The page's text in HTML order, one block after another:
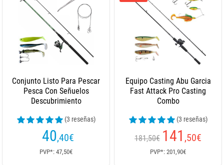
Conjunto Listo Para Pescar
Pesca Con Señuelos
Descubrimiento
(3 reseñas)
40,40€
PVP*: 47,50€
Equipo Casting Abu Garcia
Fast Attack Pro Casting
Combo
(3 reseñas)
181,50€ 141 ,50€
PVP*: 201,90€